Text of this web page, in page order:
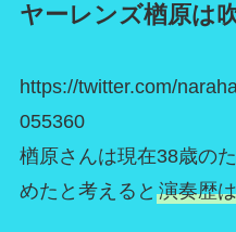
ヤーレンズ楢原は
https://twitter.com/
055360
楢原さんは現在38歳の
めたと考えると 演奏歴